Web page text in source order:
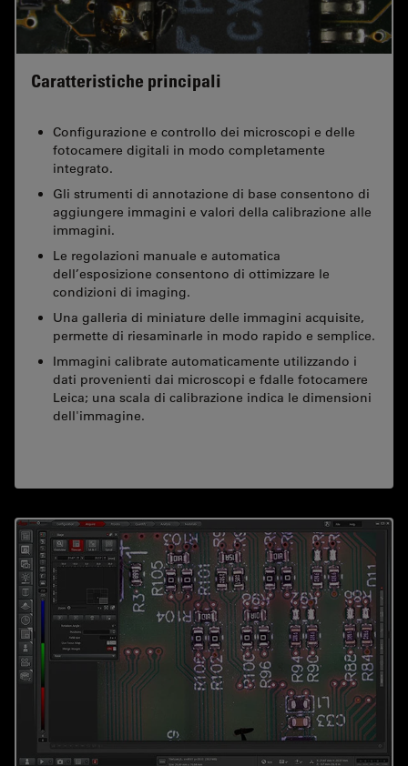
Caratteristiche principali
Configurazione e controllo dei microscopi e delle
fotocamere digitali in modo completamente
integrato.
Gli strumenti di annotazione di base consentono di
aggiungere immagini e valori della calibrazione alle
immagini.
Le regolazioni manuale e automatica
dell’esposizione consentono di ottimizzare le
condizioni di imaging.
Una galleria di miniature delle immagini acquisite,
permette di riesaminarle in modo rapido e semplice.
Immagini calibrate automaticamente utilizzando i
dati provenienti dai microscopi e fdalle fotocamere
Leica; una scala di calibrazione indica le dimensioni
dell'immagine.